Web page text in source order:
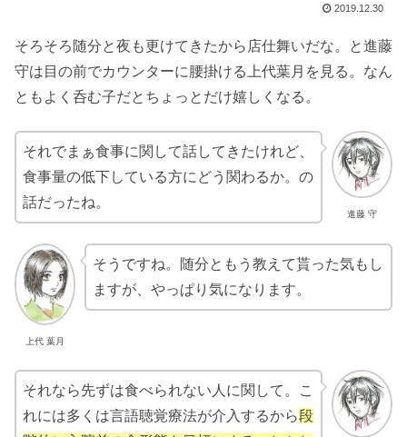
2019.12.30
そろそろ随分と夜も更けてきたから店仕舞いだな。と進藤
守は目の前でカウンターに腰掛ける上代葉月を見る。なん
ともよく呑む子だとちょっとだけ嬉しくなる。
進藤 守
それでまぁ食事に関して話してきたけれど、
食事量の低下している方にどう関わるか。の
話だったね。
上代 葉月
そうですね。随分ともう教えて貰った気もし
ますが、やっぱり気になります。
それなら先ずは食べられない人に関して。こ
れには多くは言語聴覚療法が介入するから段